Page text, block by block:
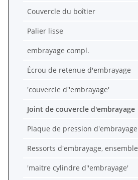
Couvercle du boîtier
Palier lisse
embrayage compl.
Écrou de retenue d'embrayage
'couvercle d''embrayage'
Joint de couvercle d'embrayage
Plaque de pression d'embrayage
Ressorts d'embrayage, ensemble
'maitre cylindre d''embrayage'